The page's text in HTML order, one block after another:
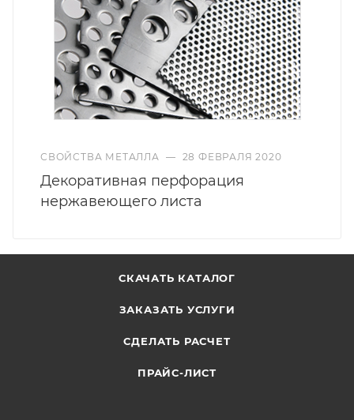
СВОЙСТВА МЕТАЛЛА — 28 ФЕВРАЛЯ 2020
Декоративная перфорация
нержавеющего листа
СКАЧАТЬ КАТАЛОГ
ЗАКАЗАТЬ УСЛУГИ
СДЕЛАТЬ РАСЧЕТ
ПРАЙС-ЛИСТ